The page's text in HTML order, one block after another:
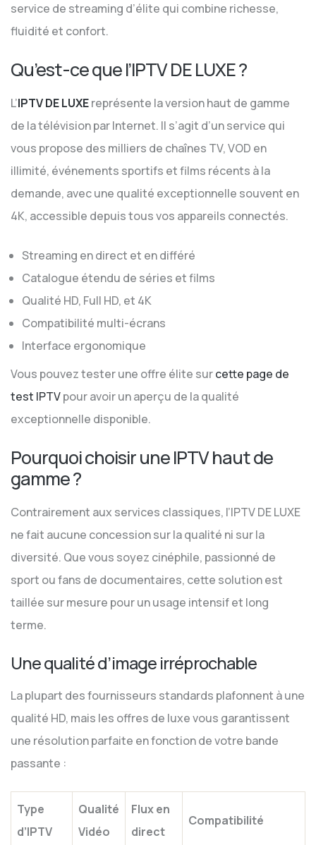
service de streaming d’élite qui combine richesse,
fluidité et confort.
Qu’est-ce que l’IPTV DE LUXE ?
L’IPTV DE LUXEreprésente la version haut de gamme
de la télévision par Internet. Il s’agit d’un service qui
vous propose des milliers de chaînes TV, VOD en
illimité, événements sportifs et films récents à la
demande, avec une qualité exceptionnelle souvent en
4K, accessible depuis tous vos appareils connectés.
Streaming en direct et en différé
Catalogue étendu de séries et films
Qualité HD, Full HD, et 4K
Compatibilité multi-écrans
Interface ergonomique
Vous pouvez tester une offre élite surcette page de
test IPTVpour avoir un aperçu de la qualité
exceptionnelle disponible.
Pourquoi choisir une IPTV haut de
gamme ?
Contrairement aux services classiques, l’IPTV DE LUXE
ne fait aucune concession sur la qualité ni sur la
diversité. Que vous soyez cinéphile, passionné de
sport ou fans de documentaires, cette solution est
taillée sur mesure pour un usage intensif et long
terme.
Une qualité d’image irréprochable
La plupart des fournisseurs standards plafonnent à une
qualité HD, mais les offres de luxe vous garantissent
une résolution parfaite en fonction de votre bande
passante :
Type
d’IPTV
Qualité
Vidéo
Flux en
direct
Compatibilité